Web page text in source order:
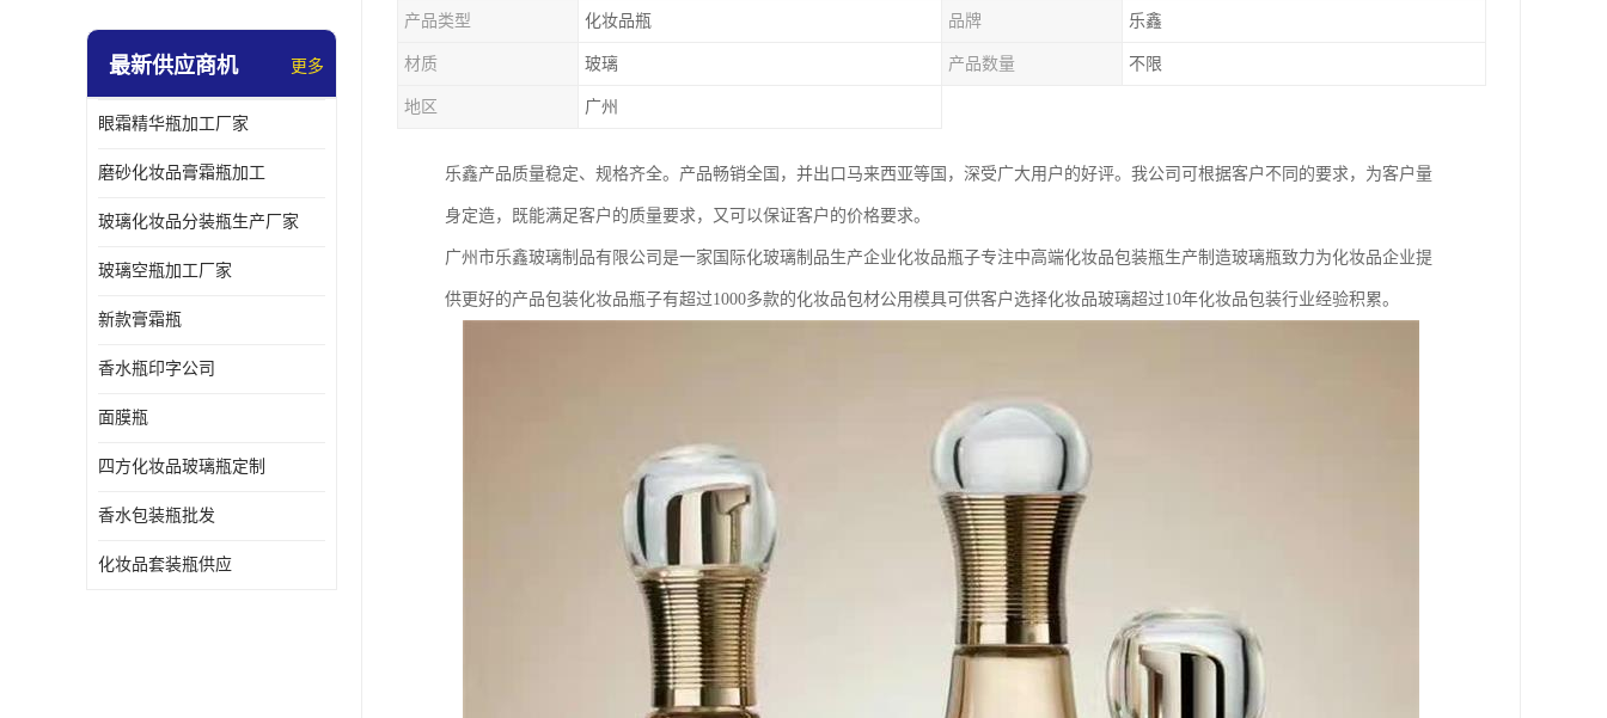
最新供应商机 更多
眼霜精华瓶加工厂家
磨砂化妆品膏霜瓶加工
玻璃化妆品分装瓶生产厂家
玻璃空瓶加工厂家
新款膏霜瓶
香水瓶印字公司
面膜瓶
四方化妆品玻璃瓶定制
香水包装瓶批发
化妆品套装瓶供应
产品类型 化妆品瓶 品牌 乐鑫
材质 玻璃 产品数量 不限
地区 广州
乐鑫产品质量稳定、规格齐全。产品畅销全国，并出口马来西亚等国，深受广大用户的好评。我公司可根据客户不同的要求，为客户量
身定造，既能满足客户的质量要求，又可以保证客户的价格要求。
广州市乐鑫玻璃制品有限公司是一家国际化玻璃制品生产企业化妆品瓶子专注中高端化妆品包装瓶生产制造玻璃瓶致力为化妆品企业提
供更好的产品包装化妆品瓶子有超过1000多款的化妆品包材公用模具可供客户选择化妆品玻璃超过10年化妆品包装行业经验积累。